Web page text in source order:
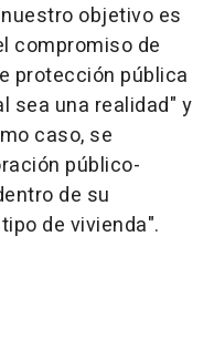
objetivo es
compromiso de
protección pública
sea una realidad" y
caso, se
público-
de su
de vivienda".